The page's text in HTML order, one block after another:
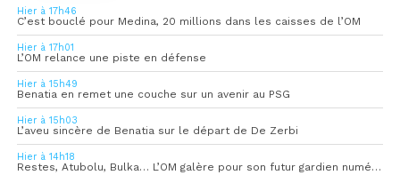
Hier à 17h46
C’est bouclé pour Medina, 20 millions dans les caisses de l’OM
Hier à 17h01
L’OM relance une piste en défense
Hier à 15h49
Benatia en remet une couche sur un avenir au PSG
Hier à 15h03
L’aveu sincère de Benatia sur le départ de De Zerbi
Hier à 14h18
Restes, Atubolu, Bulka… L’OM galère pour son futur gardien numéro 1